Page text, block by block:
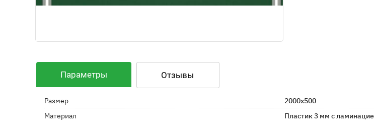
Параметры Отзывы
Размер
2000х500
Материал
Пластик 3 мм с